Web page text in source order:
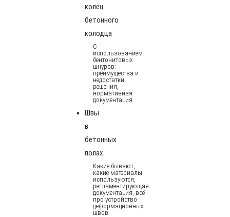
колец
бетонного
колодца
С
использованием
бентонитовых
шнуров:
преимущества и
недостатки
решения,
нормативная
документация
Швы
в
бетонных
полах
Какие бывают,
какие материалы
используются,
регламентирующая
документация, всё
про устройство
деформационных
швов